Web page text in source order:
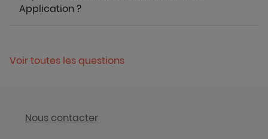
Application ?
Voir toutes les questions
Nous contacter